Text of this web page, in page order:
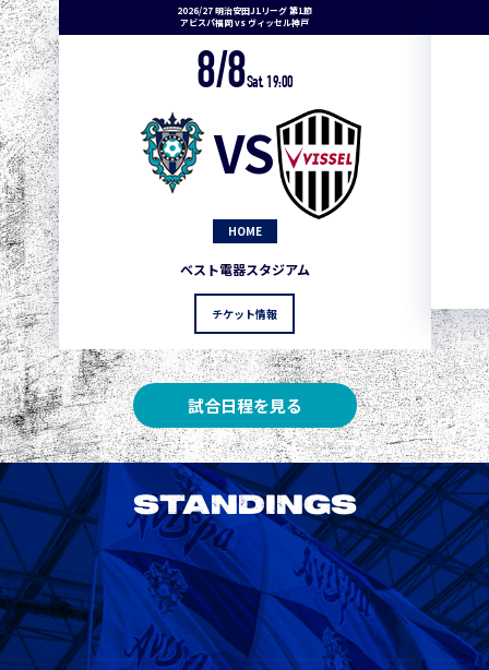
2026/27 明治安田J1リーグ 第1節
アビスパ福岡 vs ヴィッセル神戸
8/8Sat. 19:00
VS
HOME
ベスト電器スタジアム
チケット情報
試合日程を見る
STANDINGS